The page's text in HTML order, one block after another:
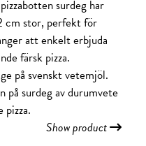
surdeg har
cm stor, perfekt för
att enkelt erbjuda
färsk pizza.
på svenskt vetemjöl.
på surdeg av durumvete
pizza.
Show product